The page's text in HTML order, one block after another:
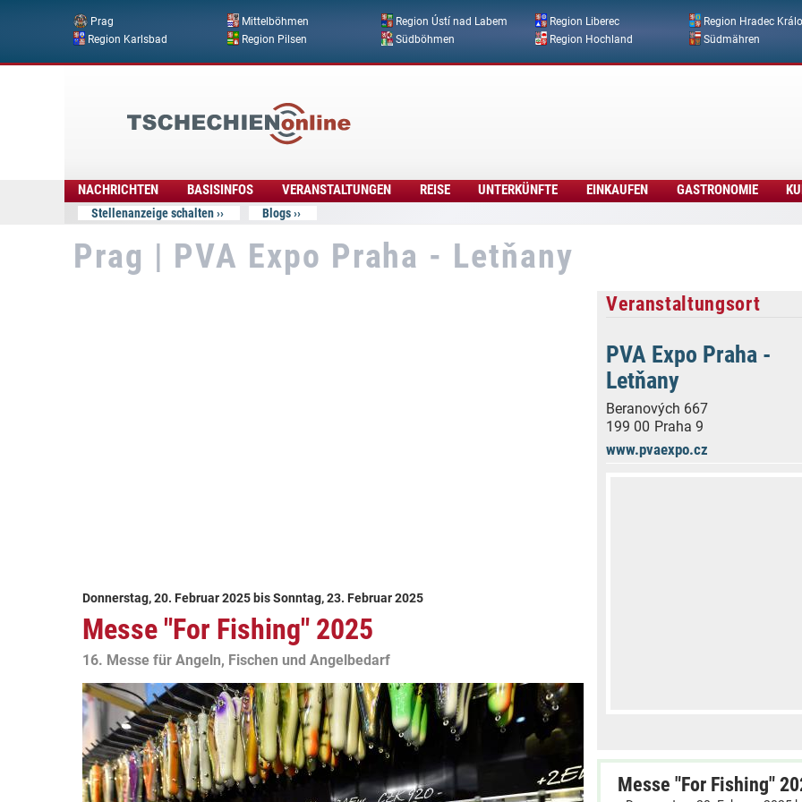
Direkt zum Inhalt
Prag Mittelböhmen Region Ústí nad Labem Region Liberec
Region Hradec
Region Karlsbad
Region Pilsen Südböhmen Region Hochland Südmähren
Online
NACHRICHTEN BASISINFOS VERANSTALTUNGEN REISE UNTERKÜNFTE EINKAUFEN GASTRONOMIE
Stellenanzeige schalten Blogs
Prag | PVA Expo Praha - Letňany
Donnerstag, 20. Februar 2025 bisSonntag, 23. Februar 2025
Messe "For Fishing" 2025
16. Messe für Angeln, Fischen und Angelbedarf
Veranstaltungsort
PVA Expo Praha -
Letňany
Beranových 667
199 00 Praha 9
www.pvaexpo.cz
Messe "For Fishing"